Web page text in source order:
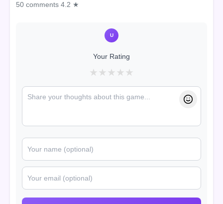
50 comments 4.2 ★
U
Your Rating
★ ★ ★ ★ ★